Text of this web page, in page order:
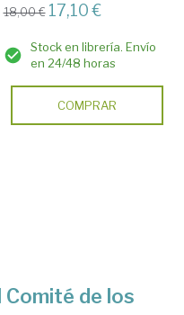
18,00 € 17,10 €
Stock en librería. Envío
en 24/48 horas
COMPRAR
Comité de los